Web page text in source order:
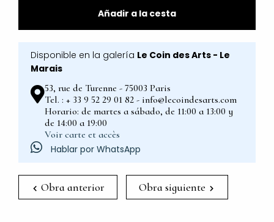
Añadir a la cesta
Disponible en la galería Le Coin des Arts - Le
Marais
53, rue de Turenne - 75003 Paris
Tel. : + 33 9 52 29 01 82 - info@lecoindesarts.com
Horario: de martes a sábado, de 11:00 a 13:00 y
de 14:00 a 19:00
Voir carte et accès
Hablar por WhatsApp
Obra anterior Obra siguiente